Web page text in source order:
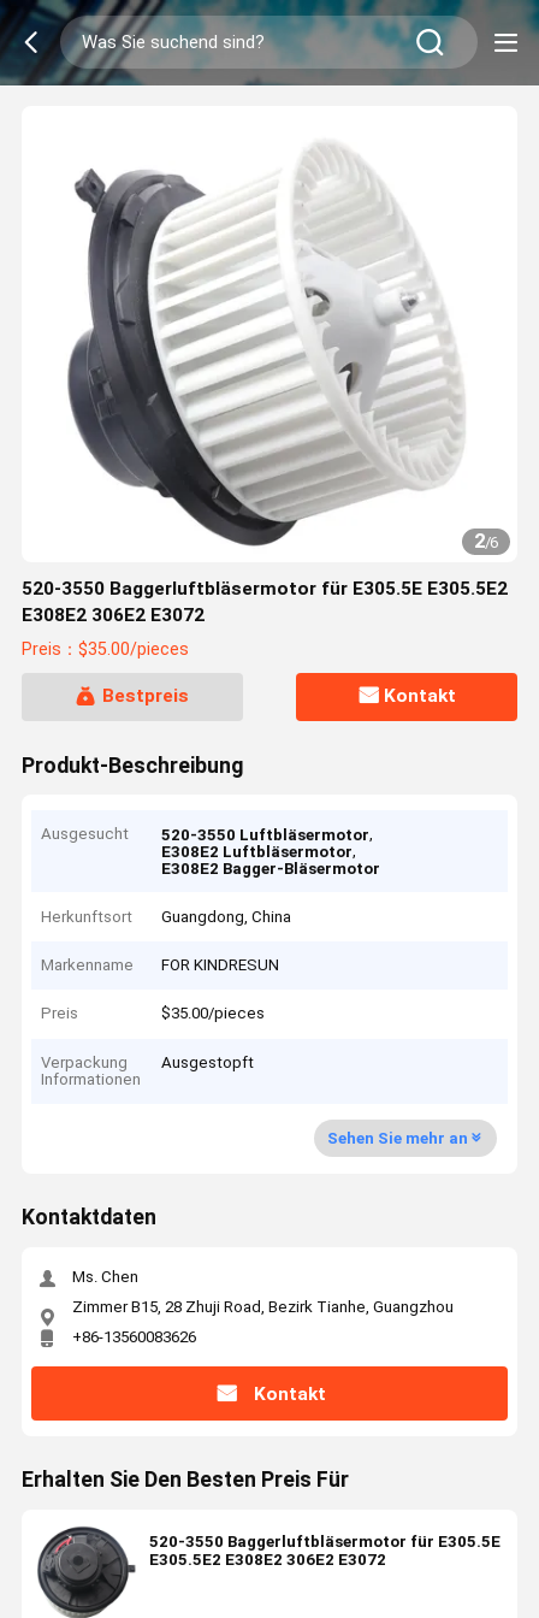
2/6
520-3550 Baggerluftbläsermotor für E305.5E E305.5E2
E308E2 306E2 E3072
Preis：$35.00/pieces
Bestpreis Kontakt
Produkt-Beschreibung
Ausgesucht 520-3550 Luftbläsermotor,
E308E2 Luftbläsermotor,
E308E2 Bagger-Bläsermotor
Herkunftsort Guangdong, China
Markenname FOR KINDRESUN
Preis $35.00/pieces
Verpackung
Informationen
Ausgestopft
Sehen Sie mehr an
Kontaktdaten
Ms. Chen
Zimmer B15, 28 Zhuji Road, Bezirk Tianhe, Guangzhou
+86-13560083626
Kontakt
Erhalten Sie Den Besten Preis Für
520-3550 Baggerluftbläsermotor für E305.5E
E305.5E2 E308E2 306E2 E3072